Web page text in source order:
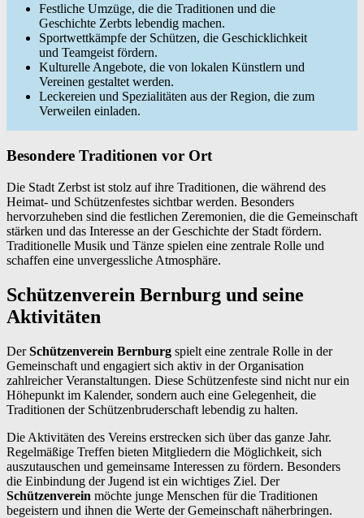
Festliche Umzüge, die die Traditionen und die
Geschichte Zerbts lebendig machen.
Sportwettkämpfe der Schützen, die Geschicklichkeit
und Teamgeist fördern.
Kulturelle Angebote, die von lokalen Künstlern und
Vereinen gestaltet werden.
Leckereien und Spezialitäten aus der Region, die zum
Verweilen einladen.
Besondere Traditionen vor Ort
Die Stadt Zerbst ist stolz auf ihre Traditionen, die während des
Heimat- und Schützenfestes sichtbar werden. Besonders
hervorzuheben sind die festlichen Zeremonien, die die Gemeinschaft
stärken und das Interesse an der Geschichte der Stadt fördern.
Traditionelle Musik und Tänze spielen eine zentrale Rolle und
schaffen eine unvergessliche Atmosphäre.
Schützenverein Bernburg und seine
Aktivitäten
DerSchützenverein Bernburg spielt eine zentrale Rolle in der
Gemeinschaft und engagiert sich aktiv in der Organisation
zahlreicher Veranstaltungen. Diese Schützenfeste sind nicht nur ein
Höhepunkt im Kalender, sondern auch eine Gelegenheit, die
Traditionen der Schützenbruderschaft lebendig zu halten.
Die Aktivitäten des Vereins erstrecken sich über das ganze Jahr.
Regelmäßige Treffen bieten Mitgliedern die Möglichkeit, sich
auszutauschen und gemeinsame Interessen zu fördern. Besonders
die Einbindung der Jugend ist ein wichtiges Ziel. Der
Schützenverein möchte junge Menschen für die Traditionen
begeistern und ihnen die Werte der Gemeinschaft näherbringen.